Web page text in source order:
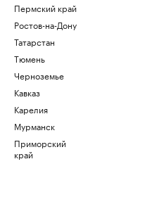
Пермский край
Ростов-на-Дону
Татарстан
Тюмень
Черноземье
Кавказ
Карелия
Мурманск
Приморский
край